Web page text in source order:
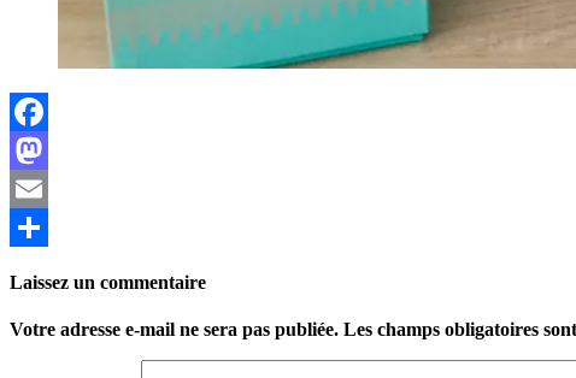
Facebook
Mastodon
Email
Laissez un commentaire
Votre adresse e-mail ne sera pas publiée. Les champs obligatoires